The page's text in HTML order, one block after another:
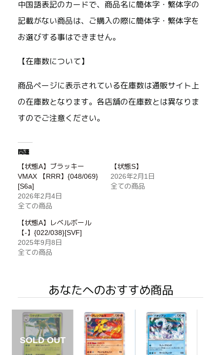
中国語表記のカードで、商品名に簡体字・繁体字の
記載がない商品は、ご購入の際に簡体字・繁体字を
お選びする事はできません。
【在庫数について】
商品ページに表示されている在庫数は通販サイト上
の在庫数となります。各店舗の在庫数とは異なりま
すのでご注意ください。
関連
【状態A】ブラッキー
VMAX 【RRR】{048/069}
[S6a]
2026年2月4日
全ての商品
【状態S】
2026年2月1日
全ての商品
【状態A】レベルボール
【-】{022/038}[SVF]
2025年9月8日
全ての商品
あなたへのおすすめ商品